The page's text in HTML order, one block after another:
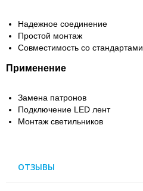
Надежное соединение
Простой монтаж
Совместимость со стандартами
Применение
Замена патронов
Подключение LED лент
Монтаж светильников
ОТЗЫВЫ